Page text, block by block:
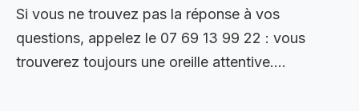
Si vous ne trouvez pas la réponse à vos
questions, appelez le 07 69 13 99 22 : vous
trouverez toujours une oreille attentive….